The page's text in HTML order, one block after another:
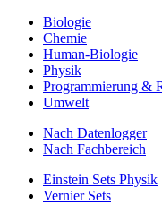
Biologie
Chemie
Human-Biologie
Physik
Programmierung &
Umwelt
Nach Datenlogger
Nach Fachbereich
Einstein Sets Physik
Vernier Sets